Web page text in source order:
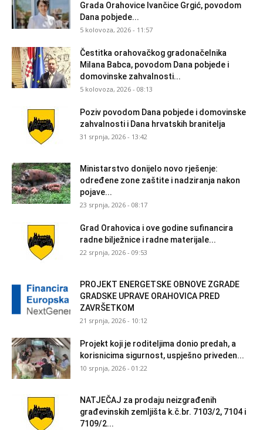
Grada Orahovice Ivančice Grgić, povodom
Dana pobjede...
5 kolovoza, 2026 - 11:57
Čestitka orahovačkog gradonačelnika
Milana Babca, povodom Dana pobjede i
domovinske zahvalnosti...
5 kolovoza, 2026 - 08:13
Poziv povodom Dana pobjede i domovinske
zahvalnosti i Dana hrvatskih branitelja
31 srpnja, 2026 - 13:42
Ministarstvo donijelo novo rješenje:
određene zone zaštite i nadziranja nakon
pojave...
23 srpnja, 2026 - 08:17
Grad Orahovica i ove godine sufinancira
radne bilježnice i radne materijale...
22 srpnja, 2026 - 09:53
PROJEKT ENERGETSKE OBNOVE ZGRADE
GRADSKE UPRAVE ORAHOVICA PRED
ZAVRŠETKOM
21 srpnja, 2026 - 10:12
Projekt koji je roditeljima donio predah, a
korisnicima sigurnost, uspješno priveden...
10 srpnja, 2026 - 01:22
NATJEČAJ za prodaju neizgrađenih
građevinskih zemljišta k.č.br. 7103/2, 7104 i
7109/2...